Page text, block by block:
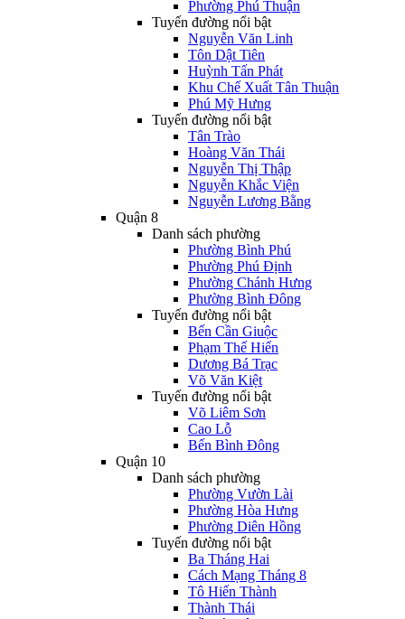
Phường Phú Thuận
Tuyến đường nổi bật
Nguyễn Văn Linh
Tôn Dật Tiên
Huỳnh Tấn Phát
Khu Chế Xuất Tân Thuận
Phú Mỹ Hưng
Tuyến đường nổi bật
Tân Trào
Hoàng Văn Thái
Nguyễn Thị Thập
Nguyễn Khắc Viện
Nguyễn Lương Bằng
Quận 8
Danh sách phường
Phường Bình Phú
Phường Phú Định
Phường Chánh Hưng
Phường Bình Đông
Tuyến đường nổi bật
Bến Cần Giuộc
Phạm Thế Hiển
Dương Bá Trạc
Võ Văn Kiệt
Tuyến đường nổi bật
Võ Liêm Sơn
Cao Lỗ
Bến Bình Đông
Quận 10
Danh sách phường
Phường Vườn Lài
Phường Hòa Hưng
Phường Diên Hồng
Tuyến đường nổi bật
Ba Tháng Hai
Cách Mạng Tháng 8
Tô Hiến Thành
Thành Thái